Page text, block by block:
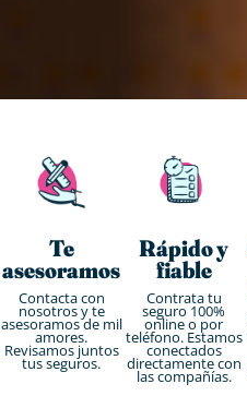
Te
asesoramos
Contacta con
nosotros y te
asesoramos de mil
amores.
Revisamos juntos
tus seguros.
Rápido y
fiable
Contrata tu
seguro 100%
online o por
teléfono. Estamos
conectados
directamente con
las compañías.